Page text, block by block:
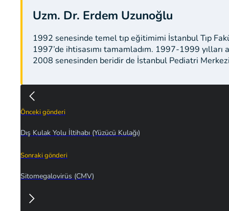
Uzm. Dr. Erdem Uzunoğlu
1992 senesinde temel tıp eğitimimi İstanbul Tıp
1997’de ihtisasımı tamamladım. 1997-1999
2008 senesinden beridir de İstanbul Pediatri
Önceki gönderi
Dış Kulak Yolu İltihabı (Yüzücü Kulağı)
Sonraki gönderi
Sitomegalovirüs (CMV)